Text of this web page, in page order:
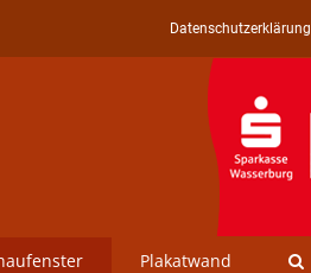
Datenschutzerklärung
Plakatwand